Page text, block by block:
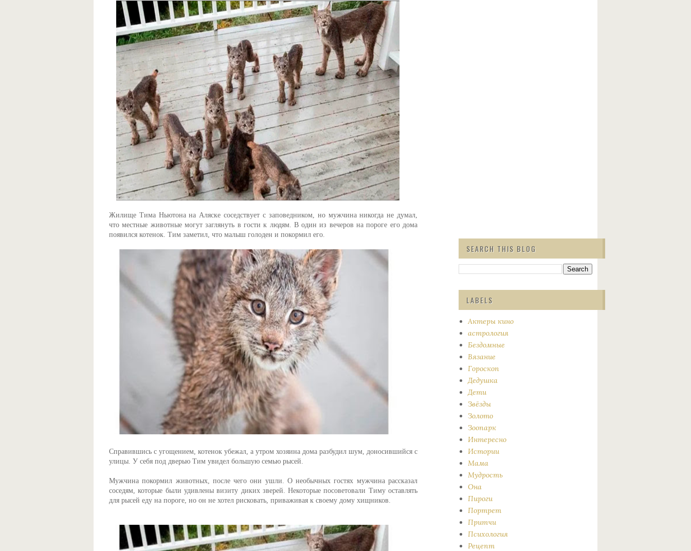
Жилище Тима Ньютона на Аляске соседствует с заповедником, но мужчина никогда не думал,
что местные животные могут заглянуть в гости к людям. В один из вечеров на пороге его дома
появился котенок. Тим заметил, что малыш голоден и покормил его.
Справившись с угощением, котенок убежал, а утром хозяина дома разбудил шум, доносившийся с
улицы. У себя под дверью Тим увидел большую семью рысей.
Мужчина покормил животных, после чего они ушли. О необычных гостях мужчина рассказал
соседям, которые были удивлены визиту диких зверей. Некоторые посоветовали Тиму оставлять
для рысей еду на пороге, но он не хотел рисковать, приваживая к своему дому хищников.
SEARCH THIS BLOG
LABELS
Актеры кино
астрология
Бездомные
Вязание
Гороскоп
Дедушка
Дети
Звёзды
Золото
Зоопарк
Интересно
Истории
Мама
Мудрость
Она
Пироги
Портрет
Притчи
Психология
Рецепт